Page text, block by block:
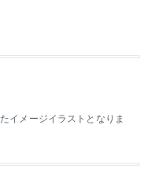
イメージイラストとなりま